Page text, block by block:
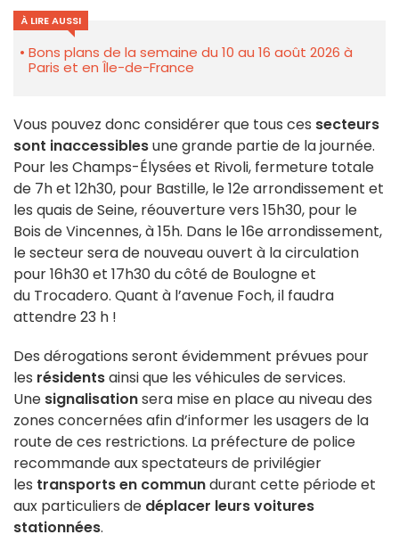
À LIRE AUSSI
Bons plans de la semaine du 10 au 16 août 2026 à
Paris et en Île-de-France
Vous pouvez donc considérer que tous ces secteurs
sont inaccessiblesune grande partie de la journée.
Pour les Champs-Élysées et Rivoli, fermeture totale
de 7h et 12h30, pour Bastille, le 12e arrondissement et
les quais de Seine, réouverture vers 15h30, pour le
Bois de Vincennes, à 15h. Dans le 16e arrondissement,
le secteur sera de nouveau ouvert à la circulation
pour 16h30 et 17h30 du côté de Boulogne et
du Trocadero. Quant à l’avenue Foch, il faudra
attendre 23 h !
Des dérogations seront évidemment prévues pour
les résidentsainsi que les véhicules de services.
Une signalisationsera mise en place au niveau des
zones concernées afin d’informer les usagers de la
route de ces restrictions. La préfecture de police
recommande aux spectateurs de privilégier
les transports en commundurant cette période et
aux particuliers de déplacer leurs voitures
stationnées.